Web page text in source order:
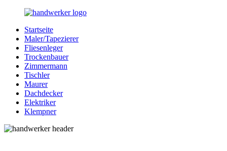
Zurück
Inhalt
Bessere-
Handwerker.de
Handwerker
Ihrer
Nähe
Startseite
Maler/Tapezierer
Fliesenleger
Trockenbauer
Zimmermann
Tischler
Maurer
Dachdecker
Elektriker
Klempner